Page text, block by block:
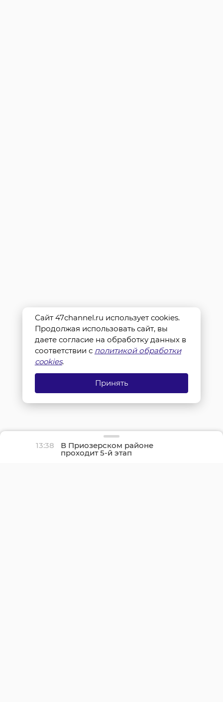
13:38 В Приозерском районе
проходит 5-й этап
чемпионата России по
Сайт 47channel.ru использует cookies.
Продолжая использовать сайт, вы
даете согласие на обработку данных в
соответствии с политикой обработки
cookies.
Принять